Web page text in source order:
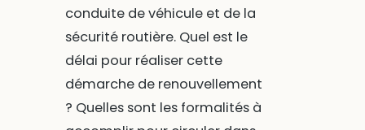
conduite de véhicule et de la
sécurité routière. Quel est le
délai pour réaliser cette
démarche de renouvellement
? Quelles sont les formalités à